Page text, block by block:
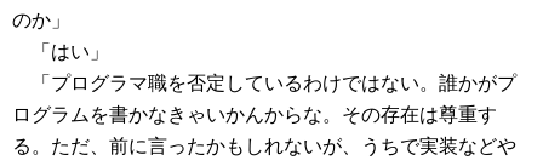
のか」
「はい」
「プログラマ職を否定しているわけではない。誰かがプ
ログラムを書かなきゃいかんからな。その存在は尊重す
る。ただ、前に言ったかもしれないが、うちで実装などや